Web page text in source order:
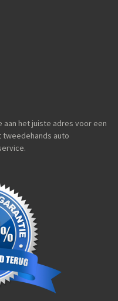
aan het juiste adres voor een
auto